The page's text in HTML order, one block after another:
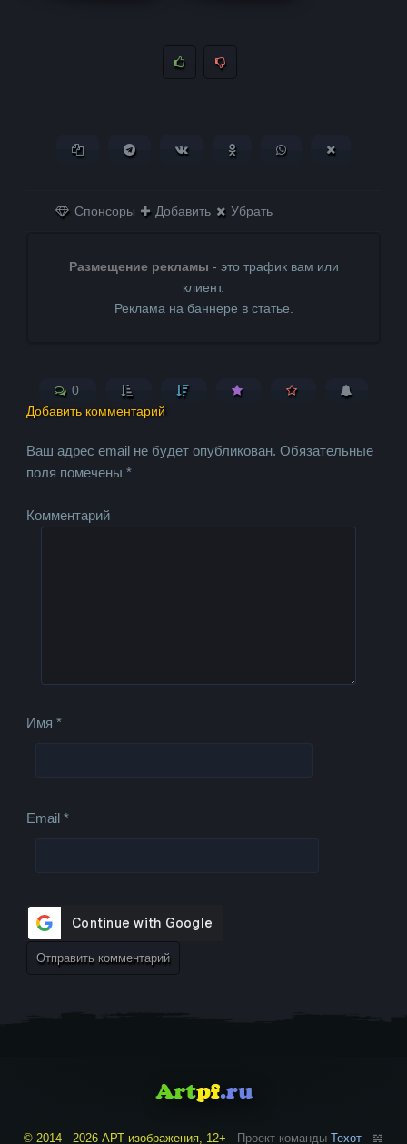
Копировать ссылкуПоделиться в Telegram
Поделиться ВКонтактеПоделиться в
Поделиться в
Спонсоры Добавить Убрать
Размещение рекламы - это трафик вам или
клиент.
Реклама на баннере в статье.
0
Добавить комментарий
Ваш адрес email не будет опубликован. Обязательные
поля помечены*
Комментарий
Имя*
Email*
© 2014 - 2026 АРТ изображения, 12+ Проект команды Техот 𝌴